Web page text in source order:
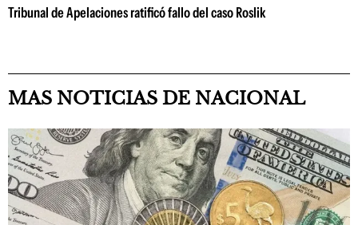
Tribunal de Apelaciones ratificó fallo del caso Roslik
MAS NOTICIAS DE NACIONAL